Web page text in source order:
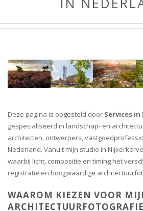
Blog
Deze pagina is opgesteld door Services
gespecialiseerd in landschap- en
architecten, ontwerpers,
Nederland. Vanuit mijn studio in
waarbij licht, compositie en timing het
registratie en hoogwaardige
WAAROM KIEZEN VOOR